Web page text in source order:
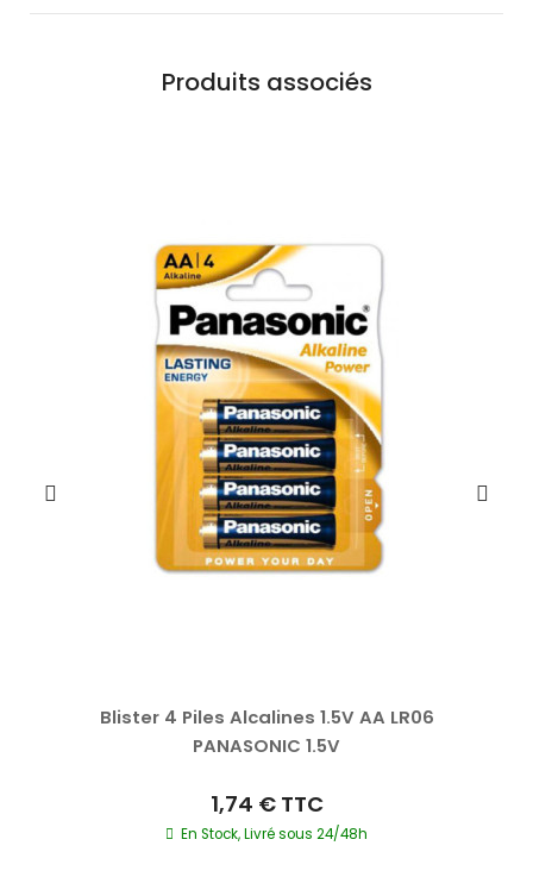
Produits associés
Blister 4 Piles Alcalines 1.5V AA LR06
PANASONIC 1.5V
1,74 € TTC
En Stock, Livré sous 24/48h